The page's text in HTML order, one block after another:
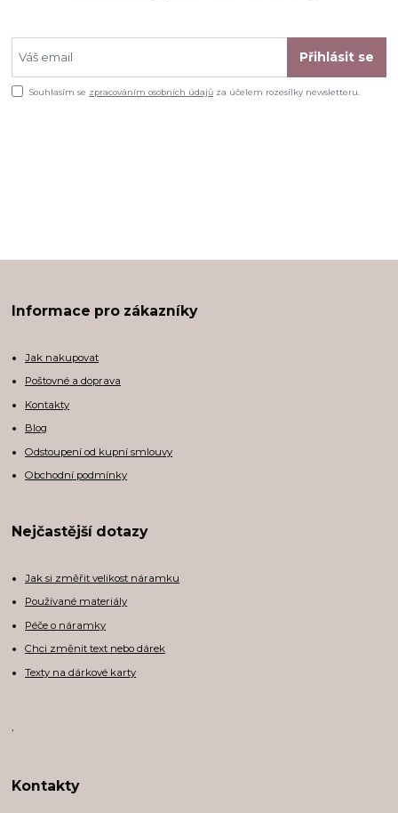
Přihlásit se
Souhlasím se zpracováním osobních údajů za účelem rozesílky newsletteru.
Informace pro zákazníky
Jak nakupovat
Poštovné a doprava
Kontakty
Blog
Odstoupení od kupní smlouvy
Obchodní podmínky
Nejčastější dotazy
Jak si změřit velikost náramku
Používané materiály
Péče o náramky
Chci změnit text nebo dárek
Texty na dárkové karty
,
Kontakty